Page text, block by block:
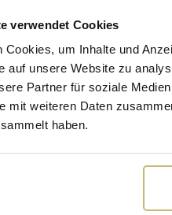
verwendet Cookies
Cookies, um Inhalte und
auf unsere Website zu
Partner für soziale
mit weiteren Daten
haben.
Magnolia Home
Roma
Weiss hochglanz
153 cm